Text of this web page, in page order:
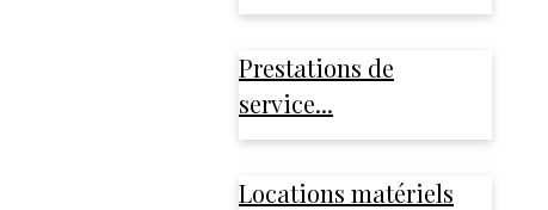
Prestations de
service...
Locations matériels